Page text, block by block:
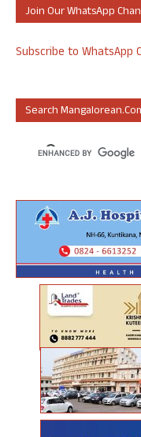
Join Our WhatsApp
Subscribe to WhatsApp
Search